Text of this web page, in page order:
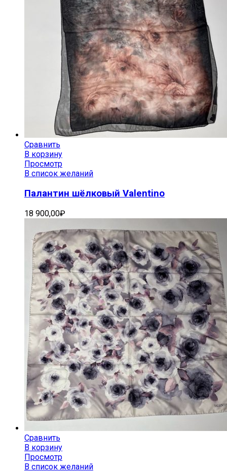
Сравнить
В корзину
Просмотр
В список желаний
Палантин шёлковый Valentino
18 900,00₽
Сравнить
В корзину
Просмотр
В список желаний